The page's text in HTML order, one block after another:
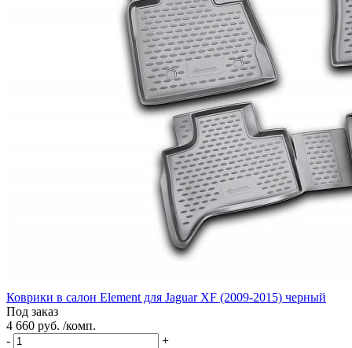
Коврики в салон Element для Jaguar XF (2009-2015) черный
Под заказ
4 660 руб. /комп.
-
+